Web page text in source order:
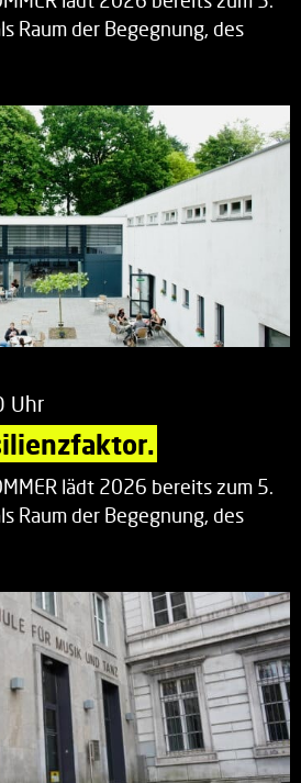
Raum der Begegnung, des
Uhr
lädt 2026 bereits zum 5.
Raum der Begegnung, des